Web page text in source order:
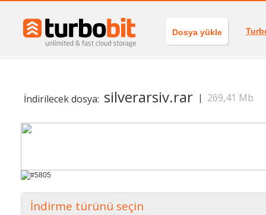
Dosya yükle
İndirilecek dosya: silverarsiv.rar | 269,41 Mb
İndirme türünü seçin